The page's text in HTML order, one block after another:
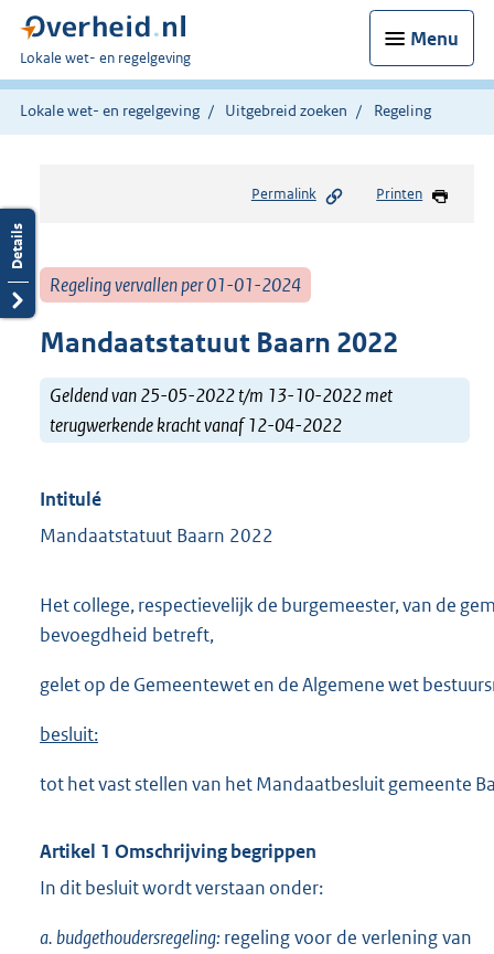
Menu
U
bent
hier:
Lokale wet- en regelgeving
Lokale wet- en regelgeving Uitgebreid zoeken Regeling
Permalink Printen
Regeling vervallen per 01-01-2024
Mandaatstatuut Baarn 2022
Geldend van 25-05-2022 t/m 13-10-2022 met
terugwerkende kracht vanaf 12-04-2022
Intitulé
Mandaatstatuut Baarn 2022
Het college, respectievelijk de burgemeester, van de
bevoegdheid betreft,
gelet op de Gemeentewet en de Algemene wet
besluit:
tot het vast stellen van het Mandaatbesluit gemeente
Artikel 1 Omschrijving begrippen
In dit besluit wordt verstaan onder:
a. budgethoudersregeling: regeling voor de verlening van